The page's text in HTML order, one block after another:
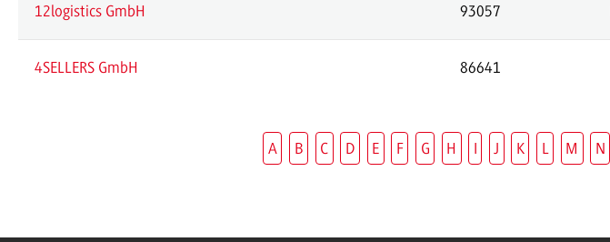
12logistics GmbH 93057
4SELLERS GmbH 86641
A B C D E F G H I J K L M N